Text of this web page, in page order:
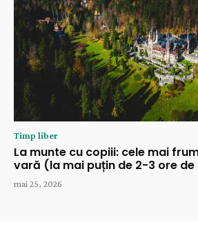
Timp liber
La munte cu copiii: cele mai
vară (la mai puțin de 2-3 ore de
mai 25, 2026